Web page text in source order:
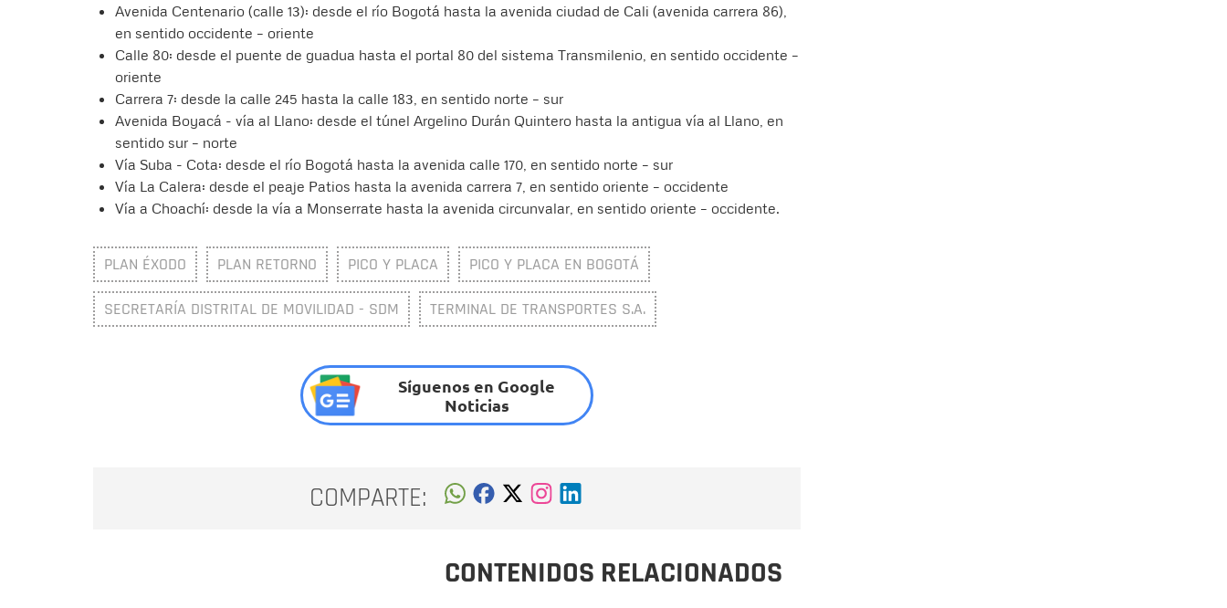
Avenida Centenario (calle 13): desde el río Bogotá hasta la avenida ciudad de Cali (avenida carrera 86),
en sentido occidente – oriente
Calle 80: desde el puente de guadua hasta el portal 80 del sistema Transmilenio, en sentido occidente –
oriente
Carrera 7: desde la calle 245 hasta la calle 183, en sentido norte – sur
Avenida Boyacá - vía al Llano: desde el túnel Argelino Durán Quintero hasta la antigua vía al Llano, en
sentido sur – norte
Vía Suba - Cota: desde el río Bogotá hasta la avenida calle 170, en sentido norte – sur
Vía La Calera: desde el peaje Patios hasta la avenida carrera 7, en sentido oriente – occidente
Vía a Choachí: desde la vía a Monserrate hasta la avenida circunvalar, en sentido oriente – occidente.
PLAN ÉXODO PLAN RETORNO PICO Y PLACA PICO Y PLACA EN BOGOTÁ
SECRETARÍA DISTRITAL DE MOVILIDAD - SDM TERMINAL DE TRANSPORTES S.A.
Síguenos en Google
Noticias
COMPARTE:
CONTENIDOS RELACIONADOS